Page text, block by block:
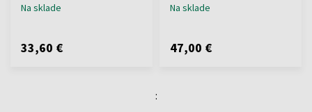
Na sklade
33,60 €
Na sklade
47,00 €
: